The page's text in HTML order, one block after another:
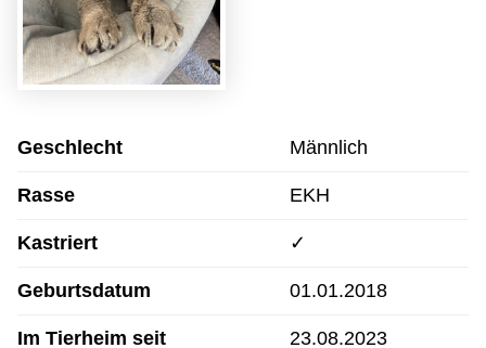
Geschlecht Männlich
Rasse EKH
Kastriert ✓
Geburtsdatum 01.01.2018
Im Tierheim seit 23.08.2023